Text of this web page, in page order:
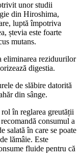
unor studii
din Hiroshima,
luptă împotriva
ștevia este foarte
mutans.
eliminarea reziduurilor
digestia.
de slăbire datorită
din sânge.
în reglarea greutății
consumul a
salată în care se poate
lămâie. Este
fluide pentru că